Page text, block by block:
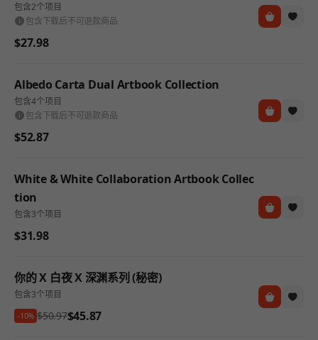
包含2个项目
包含下载后不可退款商品
$27.98
Albedo Carta Dual Artbook Collection
包含4个项目
包含下载后不可退款商品
$52.87
White & White Collaboration Artbook Collec
tion
包含3个项目
$31.98
你的 X 白夜 X 深渊系列 (秘密)
包含3个项目
-10% $50.97$45.87